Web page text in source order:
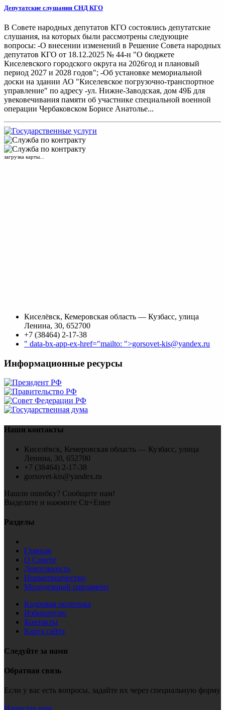
Депутатские слушания СНД КГО
В Совете народных депутатов КГО состоялись депутатские
слушания, на которых были рассмотрены следующие
вопросы: -О внесении изменений в Решение Совета народных
депутатов КГО от 18.12.2025 № 44-н "О бюджете
Киселевского городского округа на 2026год и плановый
период 2027 и 2028 годов"; -Об установке мемориальной
доски на здании АО "Киселевское погрузочно-транспортное
управление" по адресу -ул. Нижне-Заводская, дом 49Б для
увековечивания памяти об участнике специальной военной
операции Чербаковском Борисе Анатолье...
загрузка карты...
Киселёвск, Кемеровская область — Кузбасс, улица
Ленина, 30, 652700
+7 (38464) 2-17-38
" data-bx-app-ex-href="mailto: ">gorsovet-kis@yandex.ru
Информационные ресурсы
Наши контакты
Киселёвск, Кемеровская область — Кузбасс, улица
Ленина, 30, 652700
+7 (38464) 2-17-38
gorsovet-kis@yandex.ru
Нашли ошибку? Сообщите нам!
Выделите и нажмите Ctr+Enter
Разделы
Главная
О Совете
Деятельность
Нормотворчество
Молодежный парламент
Кадровая политика
Избирателю
Контакты
Карта сайта
Следуйте за нами
Обратная связь
Если у вас есть вопросы, задайте их через специальную форму